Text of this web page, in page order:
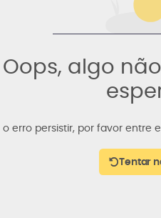
Oops, algo
o erro persistir, por favor
Tentar